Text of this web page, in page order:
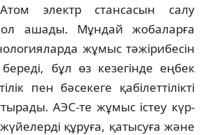
электр стансасын салу
ашады. Мұндай жобаларға
жұмыс тәжірибесін
бұл өз кезегінде еңбек
пен бәсекеге қабілеттілікті
АЭС-те жұмыс істеу күр­
құруға, қа­тысу­­ға және